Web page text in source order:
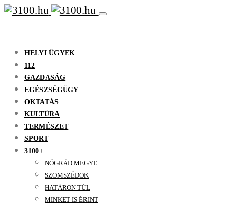
HELYI ÜGYEK
112
GAZDASÁG
EGÉSZSÉGÜGY
OKTATÁS
KULTÚRA
TERMÉSZET
SPORT
3100+
NÓGRÁD MEGYE
SZOMSZÉDOK
HATÁRON TÚL
MINKET IS ÉRINT